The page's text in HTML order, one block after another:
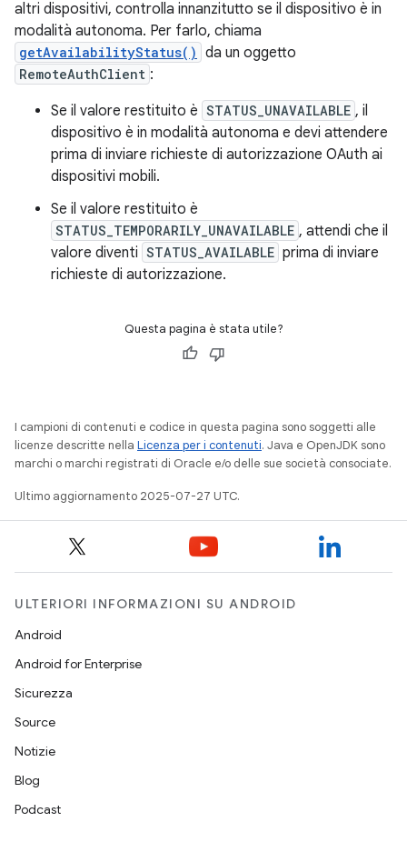
altri dispositivi, controlla innanzitutto se il dispositivo è in
modalità autonoma. Per farlo, chiama
getAvailabilityStatus() da un oggetto
RemoteAuthClient :
Se il valore restituito è STATUS_UNAVAILABLE , il
dispositivo è in modalità autonoma e devi attendere
prima di inviare richieste di autorizzazione OAuth ai
dispositivi mobili.
Se il valore restituito è
STATUS_TEMPORARILY_UNAVAILABLE , attendi che il
valore diventi STATUS_AVAILABLE prima di inviare
richieste di autorizzazione.
Questa pagina è stata utile?
I campioni di contenuti e codice in questa pagina sono soggetti alle
licenze descritte nella Licenza per i contenuti. Java e OpenJDK sono
marchi o marchi registrati di Oracle e/o delle sue società consociate.
Ultimo aggiornamento 2025-07-27 UTC.
ULTERIORI INFORMAZIONI SU ANDROID
Android
Android for Enterprise
Sicurezza
Source
Notizie
Blog
Podcast